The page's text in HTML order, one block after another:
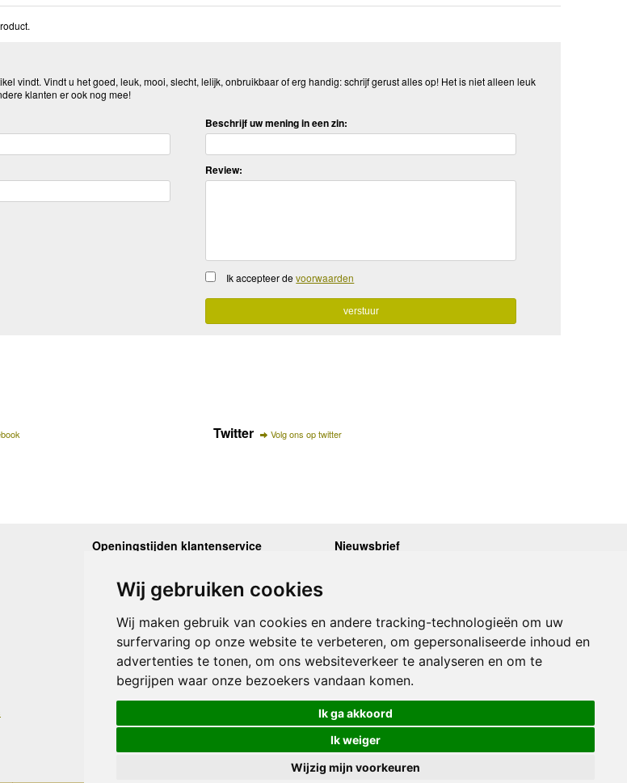
Wij gebruiken cookies
Wij maken gebruik van cookies en andere tracking-technologieën om uw
surfervaring op onze website te verbeteren, om gepersonaliseerde inhoud en
advertenties te tonen, om ons websiteverkeer te analyseren en om te
begrijpen waar onze bezoekers vandaan komen.
Ik ga akkoord
Ik weiger
Wijzig mijn voorkeuren
vindt. Vindt u het goed, leuk, mooi, slecht, lelijk, onbruikbaar of erg handig: schrijf gerust alles op! Het is niet alleen leuk
klanten er ook nog mee!
Beschrijf uw mening in een zin:
Review:
Ik accepteer devoorwaarden
Twitter Volg ons op twitter
Openingstijden klantenservice
Woensdag
10.00 - 12.30 en 13.30 - 17.00
Donderdag
Vrijdag
10.00 - 12.30 en 13.30 - 17.00
Zaterdag
gesloten
Zondag
gesloten
Nieuwsbrief
Onze laatste Nieuwsbrief
Inschrijven